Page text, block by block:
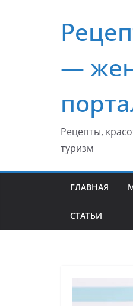
содержимому
—
Рецепты,
туризм
ГЛАВНАЯ
СТАТЬИ